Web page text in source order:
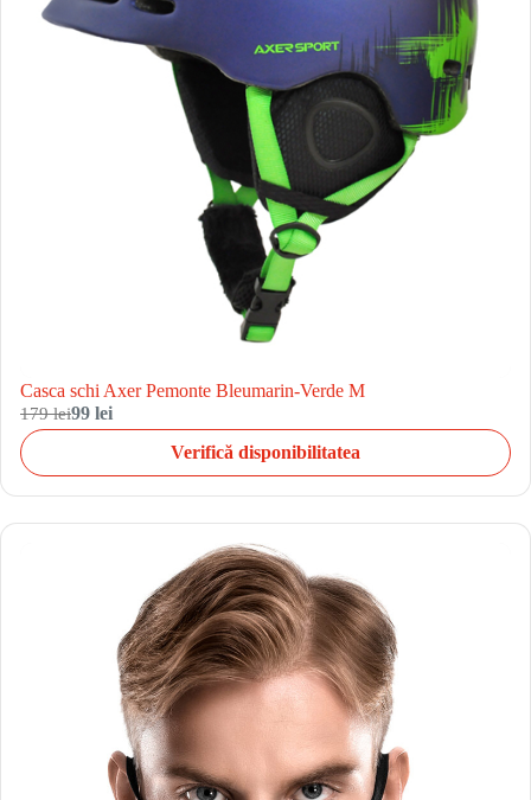
Casca schi Axer Pemonte Bleumarin-Verde M
179 lei99 lei
Verifică disponibilitatea